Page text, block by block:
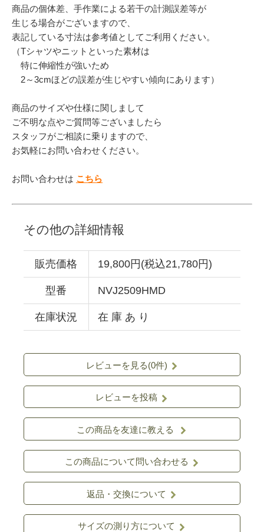
商品の個体差、手作業による若干の計測誤差等が
生じる場合がございますので、
表記している寸法は参考値としてご利用ください。
（Tシャツやニットといった素材は
特に伸縮性が強いため
2～3cmほどの誤差が生じやすい傾向にあります）
商品のサイズや仕様に関しまして
ご不明な点やご質問等ございましたら
スタッフがご相談に乗りますので、
お気軽にお問い合わせください。
お問い合わせは こちら
その他の詳細情報
販売価格 19,800円(税込21,780円)
型番 NVJ2509HMD
在庫状況 在 庫 あ り
レビューを見る(0件)
レビューを投稿
この商品を友達に教える
この商品について問い合わせる
返品・交換について
サイズの測り方について